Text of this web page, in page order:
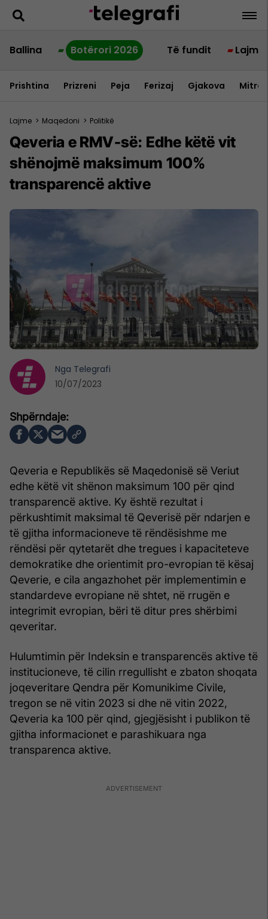
Ballina Botërori 2026 Të fundit Lajme
Prishtina Prizreni Peja Ferizaj Gjakova
Lajme > Maqedoni > Politikë
Qeveria e RMV-së: Edhe këtë vit
shënojmë maksimum 100%
transparencë aktive
Qeveria e Republikës së Maqedonisë së Veriut
edhe këtë vit shënon maksimum 100 për qind
transparencë aktive. Ky është rezultat i
përkushtimit maksimal të Qeverisë për ndarjen e
të gjitha informacioneve të rëndësishme me
rëndësi për qytetarët dhe tregues i kapaciteteve
demokratike dhe orientimit pro-evropian të kësaj
Qeverie, e cila angazhohet për implementimin e
standardeve evropiane në shtet, në rrugën e
integrimit evropian, bëri të ditur pres shërbimi
qeveritar.
Hulumtimin për Indeksin e transparencës aktive të
institucioneve, të cilin rregullisht e zbaton shoqata
joqeveritare Qendra për Komunikime Civile,
tregon se në vitin 2023 si dhe në vitin 2022,
Qeveria ka 100 për qind, gjegjësisht i publikon të
gjitha informacionet e parashikuara nga
transparenca aktive.
Nga Telegrafi
10/07/2023